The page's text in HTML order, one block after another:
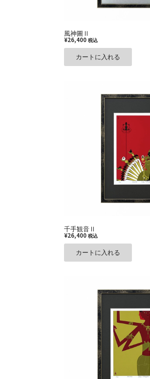
風神圖Ⅱ
¥26,400 税込
カートに入れる
千手観音Ⅱ
¥26,400 税込
カートに入れる